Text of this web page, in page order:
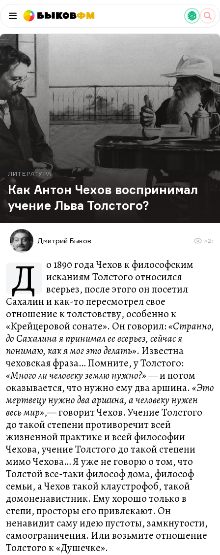
БыковФМ
ЛИТЕРАТУРА
Как Антон Чехов воспринимал
учение Льва Толстого?
Дмитрий Быков >2т
Д
о 1890 года Чехов к философским
исканиям Толстого относился
всерьез, после этого он посетил
Сахалин и как-то пересмотрел свое
отношение к толстовству, особенно к
«Крейцеровой сонате». Он говорил:«Странно,
до Сахалина я принимал ее всерьез, сейчас я
понимаю, как я мог это делать». Известна
чеховская фраза… Помните, у Толстого:
«Много ли человеку землю нужно?»— и потом
оказывается, что нужно ему два аршина.«Это
мертвецу нужно два аршина, а человеку нужен
весь мир»,— говорит Чехов. Учение Толстого
до такой степени противоречит всей
жизненной практике и всей философии
Чехова, учение Толстого до такой степени
мимо Чехова… Я уже не говорю о том, что
Толстой все-таки философ дома, философ
семьи, а Чехов такой клаустрофоб, такой
домоненавистник. Ему хорошо только в
степи, просторы его привлекают. Он
ненавидит саму идею пустоты, замкнутости,
самоограничения. Или возьмите отношение
Толстого к «Душечке».